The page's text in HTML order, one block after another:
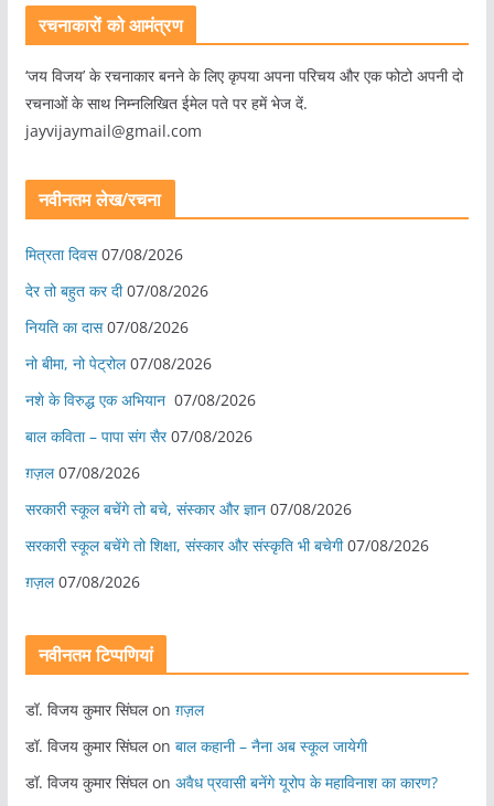
रचनाकारों को आमंत्रण
‘जय विजय’ के रचनाकार बनने के लिए कृपया अपना परिचय और एक फोटो अपनी दो
रचनाओं के साथ निम्नलिखित ईमेल पते पर हमें भेज दें.
jayvijaymail@gmail.com
नवीनतम लेख/रचना
मित्रता दिवस 07/08/2026
देर तो बहुत कर दी 07/08/2026
नियति का दास 07/08/2026
नो बीमा, नो पेट्रोल 07/08/2026
नशे के विरुद्ध एक अभियान 07/08/2026
बाल कविता – पापा संग सैर 07/08/2026
ग़ज़ल 07/08/2026
सरकारी स्कूल बचेंगे तो बचे, संस्कार और ज्ञान 07/08/2026
सरकारी स्कूल बचेंगे तो शिक्षा, संस्कार और संस्कृति भी बचेगी 07/08/2026
ग़ज़ल 07/08/2026
नवीनतम टिप्पणियां
डॉ. विजय कुमार सिंघलon ग़ज़ल
डॉ. विजय कुमार सिंघलon बाल कहानी – नैना अब स्कूल जायेगी
डॉ. विजय कुमार सिंघलon अवैध प्रवासी बनेंगे यूरोप के महाविनाश का कारण?